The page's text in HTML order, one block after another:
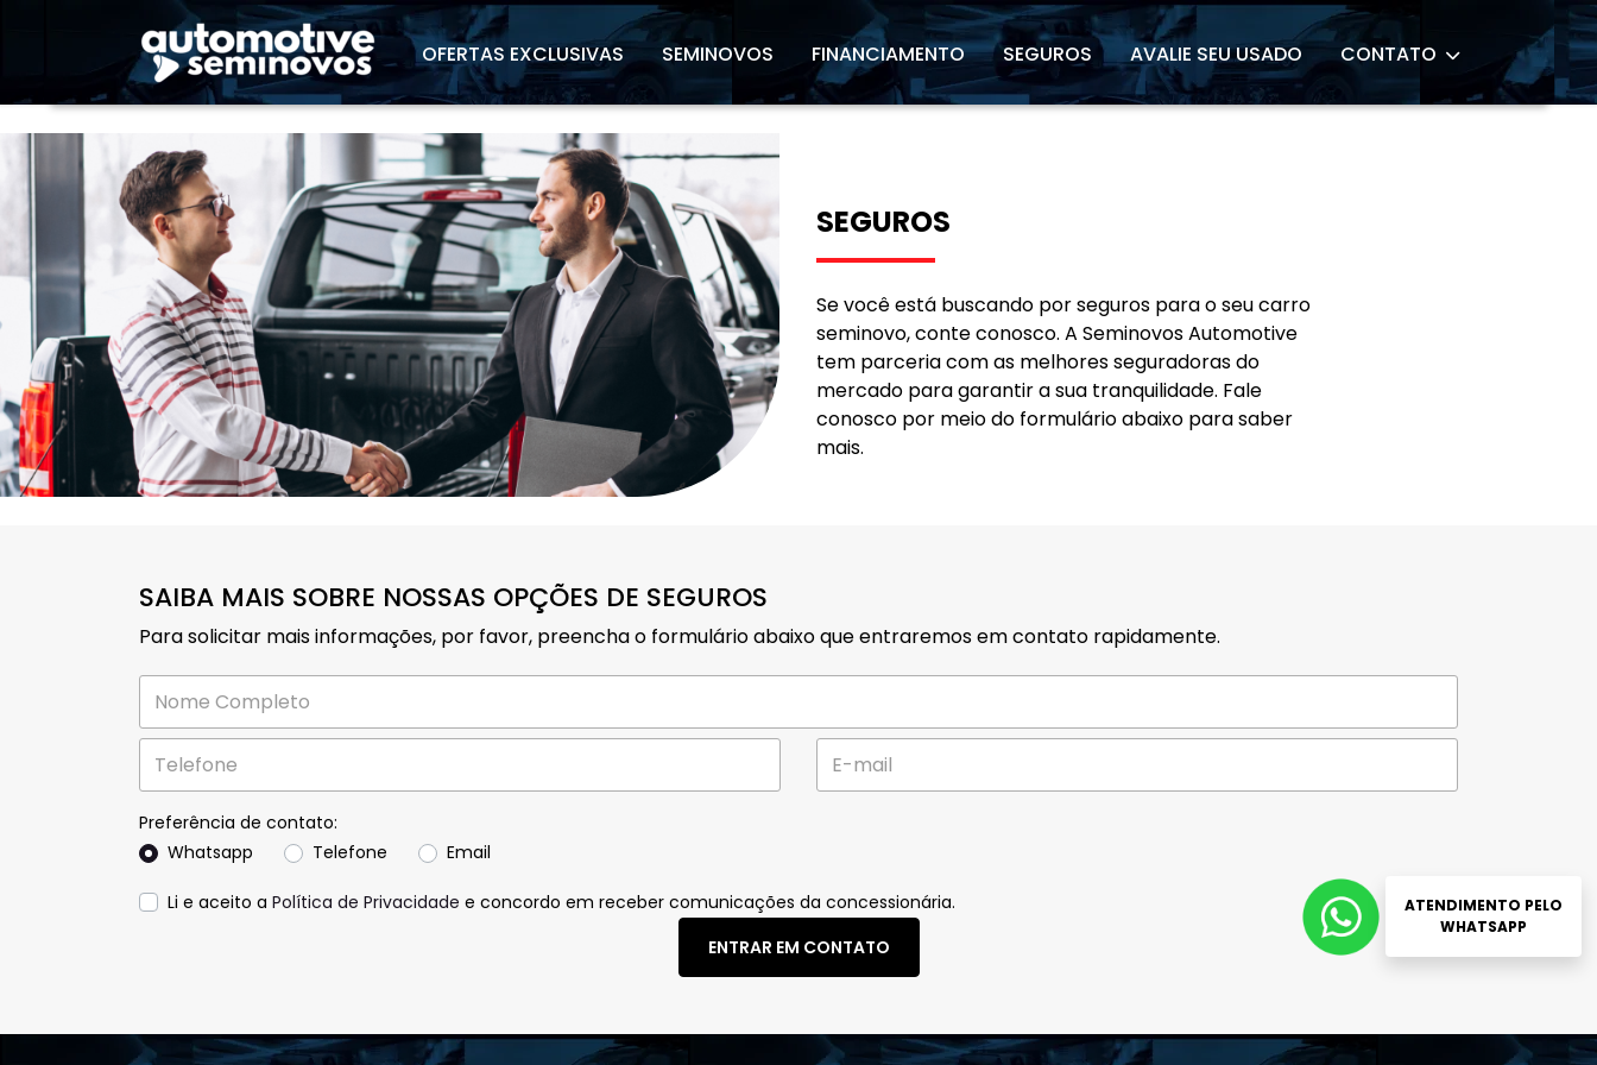
OFERTAS EXCLUSIVAS
SEMINOVOS FINANCIAMENTO SEGUROS AVALIE SEU USADO CONTATO
SEGUROS
Se você está buscando por seguros para o seu carro
seminovo, conte conosco. A Seminovos Automotive
tem parceria com as melhores seguradoras do
mercado para garantir a sua tranquilidade. Fale
conosco por meio do formulário abaixo para saber
mais.
SAIBA MAIS SOBRE NOSSAS OPÇÕES DE SEGUROS
Para solicitar mais informações, por favor, preencha o formulário abaixo que entraremos em contato rapidamente.
Preferência de contato:
Whatsapp
Telefone Email
Li e aceito a Política de Privacidade e concordo em receber comunicações da concessionária.
ENTRAR EM CONTATO
ATENDIMENTO PELO
WHATSAPP